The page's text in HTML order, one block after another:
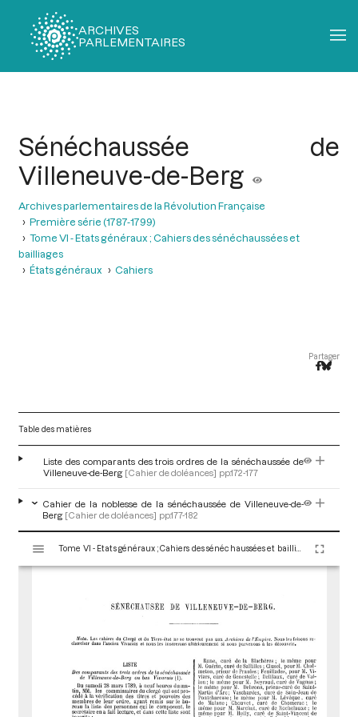
ARCHIVES
PARLEMENTAIRES
Sénéchaussée de
Villeneuve-de-Berg
Archives parlementaires de la Révolution Française
Première série (1787-1799)
Tome VI - Etats généraux ; Cahiers des sénéchaussées et
bailliages
États généraux
Cahiers
Partager
Table des matières
Liste des comparants des trois ordres de la sénéchaussée de
Villeneuve-de-Berg [Cahier de doléances] pp.172-177
Cahier de la noblesse de la sénéchaussée de Villeneuve-de-
Berg [Cahier de doléances] pp.177-182
s